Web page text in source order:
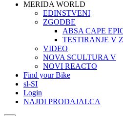
MERIDA WORLD
EDINSTVENI
ZGODBE
ABSA CAPE
TESTIRANJE V
VIDEO
NOVA SCULTURA V
NOVI REACTO
Find your Bike
sl-SI
Login
NAJDI PRODAJALCA